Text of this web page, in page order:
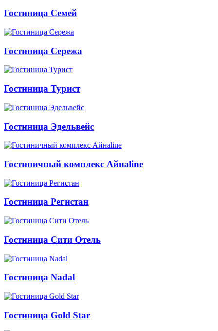
Гостиница Семей
Гостиница Сережа
Гостиница Турист
Гостиница Эдельвейс
Гостиничный комплекс Айнаline
Гостиница Регистан
Гостиница Сити Отель
Гостиница Nadal
Гостиница Gold Star